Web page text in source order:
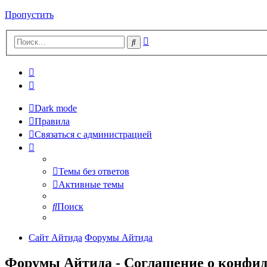
Пропустить
Поиск
Dark mode
Правила
Связаться с администрацией
Темы без ответов
Активные темы
Поиск
Сайт Айтида Форумы Айтида
Форумы Айтида - Соглашение о